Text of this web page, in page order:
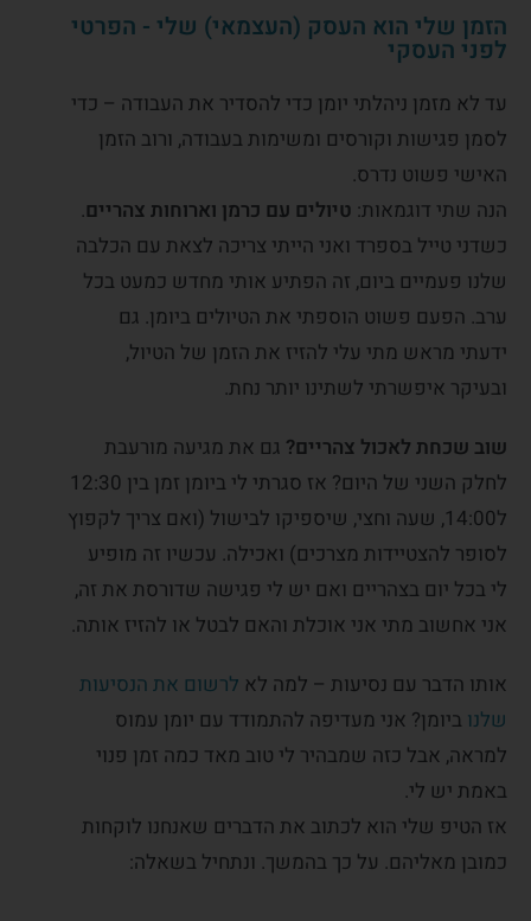
הזמן שלי הוא העסק (העצמאי) שלי - הפרטי
לפני העסקי
עד לא מזמן ניהלתי יומן כדי להסדיר את העבודה – כדי
לסמן פגישות וקורסים ומשימות בעבודה, ורוב הזמן
האישי פשוט נדרס.
הנה שתי דוגמאות: טיולים עם כרמן וארוחות צהריים.
כשדני טייל בספרד ואני הייתי צריכה לצאת עם הכלבה
שלנו פעמיים ביום, זה הפתיע אותי מחדש כמעט בכל
ערב. הפעם פשוט הוספתי את הטיולים ביומן. גם
ידעתי מראש מתי עלי להזיז את הזמן של הטיול,
ובעיקר איפשרתי לשתינו יותר נחת.
שוב שכחת לאכול צהריים? גם את מגיעה מורעבת
לחלק השני של היום? אז סגרתי לי ביומן זמן בין 12:30
ל14:00, שעה וחצי, שיספיקו לבישול (ואם צריך לקפוץ
לסופר להצטיידות מצרכים) ואכילה. עכשיו זה מופיע
לי בכל יום בצהריים ואם יש לי פגישה שדורסת את זה,
אני אחשוב מתי אני אוכלת והאם לבטל או להזיז אותה.
אותו הדבר עם נסיעות – למה לא לרשום את הנסיעות
שלנו ביומן? אני מעדיפה להתמודד עם יומן עמוס
למראה, אבל כזה שמבהיר לי טוב מאד כמה זמן פנוי
באמת יש לי.
אז הטיפ שלי הוא לכתוב את הדברים שאנחנו לוקחות
כמובן מאליהם. על כך בהמשך. ונתחיל בשאלה: